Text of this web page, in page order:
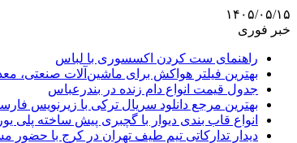
۱۴۰۵/۰۵/۱۵
خبر فوری
راهنمای ست کردن اکسسوری با لباس
بهترین فیلتر هواکش برای ماشین‌آلات صنعتی،
جدول قیمت انواع دام زنده در بندرعباس
بهترین مرجع دانلود سریال ترکی با زیرنویس
انواع قاب بندی دیوار با گچبری پیش ساخته
دیدار تدارکاتی تیم طیف تهران در کرج با حضور